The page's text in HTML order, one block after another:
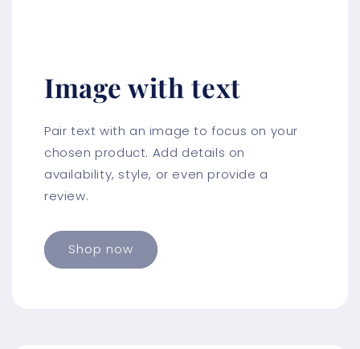
Image with text
Pair text with an image to focus on your
chosen product. Add details on
availability, style, or even provide a
review.
Shop now